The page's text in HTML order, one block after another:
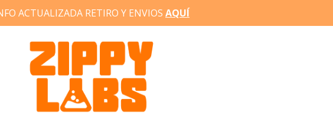
ACTUALIZADA RETIRO Y ENVIOS AQUÍ